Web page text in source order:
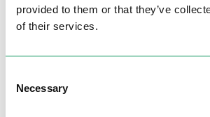
provided to them or that they’ve
of their services.
Selection
Necessary
Germania
aziendale così come diversi